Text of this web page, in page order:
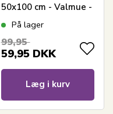
50x100 cm - Valmue -
RosaPå lager
99,95
59,95 DKK
Læg i kurv